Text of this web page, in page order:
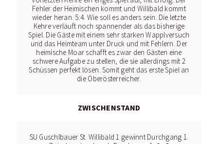
Fehler der Heimischen kommt und Willibald kommt
wieder heran. 5:4. Wie soll es anders sein. Die letzte
Kehre verläuft noch spannender als das bisherige
Spiel. Die Gäste mit einem sehr starken Wapplversuch
und das Heimteam unter Druck und mit Fehlern. Der
heimische Moar schafft es zwar den Gästen eine
schwere Aufgabe zu stellen, die sie allerdings mit 2
Schüssen perfekt lösen. Somit geht das erste Spiel an
die Oberösterreicher.
ZWISCHENSTAND
SU Guschlbauer St. Willibald 1 gewinnt Durchgang 1.